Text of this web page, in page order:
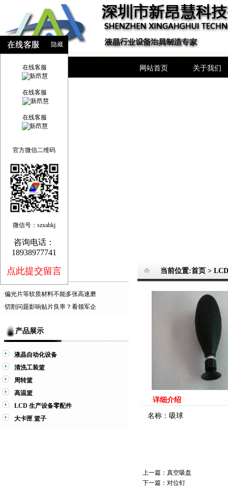
网站首页 关于我们
隐藏
在线客服
在线客服
在线客服
官方微信二维码
微信号：szxahkj
咨询电话：
18938977741
点此提交留言 当前位置:首页 >
详细介绍
名称：吸球
上一篇： 真空吸盘
下一篇： 对位钉
推荐信息
·偏光片等软质材料不能多张高速磨
·切割问题影响贴片良率？看领军企
产品展示
液晶自动化设备
清洗工装篮
周转篮
高温篮
LCD 生产设备零配件
大卡匣 篮子